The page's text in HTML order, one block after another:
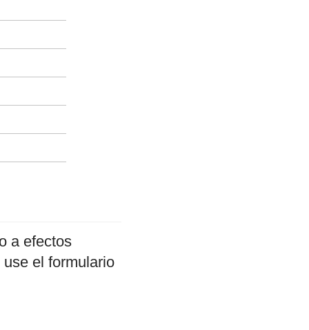
a efectos
el formulario